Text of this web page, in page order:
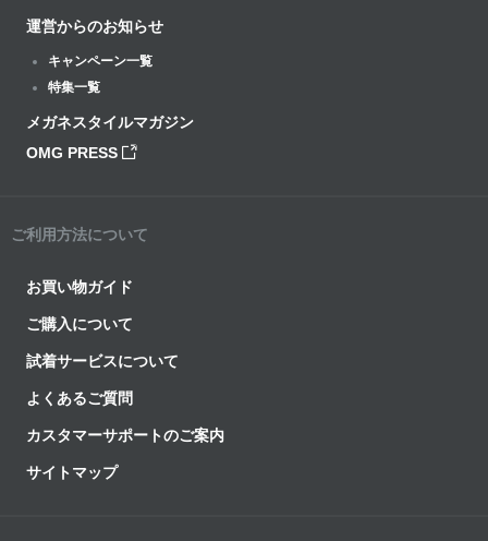
運営からのお知らせ
キャンペーン一覧
特集一覧
メガネスタイルマガジン
OMG PRESS
ご利用方法について
お買い物ガイド
ご購入について
試着サービスについて
よくあるご質問
カスタマーサポートのご案内
サイトマップ